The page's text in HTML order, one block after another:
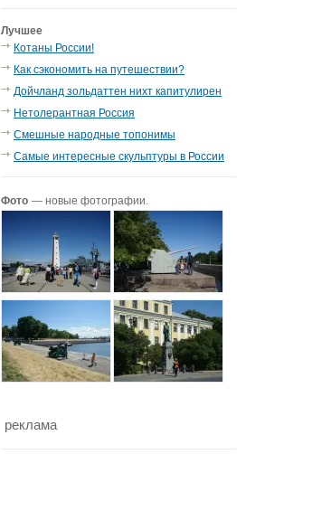
Лучшее
Котаны России!
Как сэкономить на путешествии?
Дойчланд зольдаттен нихт капитулирен
Нетолерантная Россия
Смешные народные топонимы
Самые интересные скульптуры в России
Фото — новые фотографии.
реклама